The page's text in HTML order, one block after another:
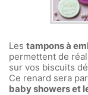
Les tampons à
permettent de
sur vos biscuits
Ce renard sera
baby showers et